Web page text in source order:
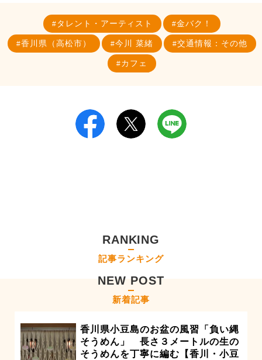
タレント・アーティスト 金バク！
香川県（高松市） 今川 菜緒 交通情報：その他
カフェ
RANKING
記事ランキング
NEW POST
新着記事
香川県小豆島のお盆の風習「負い縄
そうめん」 長さ３メートルの生の
そうめんを丁寧に編む【香川・小豆